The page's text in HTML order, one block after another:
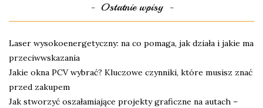
Ostatnie wpisy
Laser wysokoenergetyczny: na co pomaga, jak działa i jakie ma
przeciwwskazania
Jakie okna PCV wybrać? Kluczowe czynniki, które musisz znać
przed zakupem
Jak stworzyć oszałamiające projekty graficzne na autach –